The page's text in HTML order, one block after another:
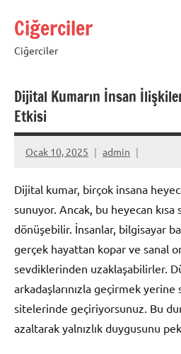
geçCiğerciler
Ciğerciler
Dijital Kumarın İnsan
Etkisi
Ocak 10, 2025 admin
Dijital kumar, birçok insana
sunuyor. Ancak, bu heyecan kısa
dönüşebilir. İnsanlar, bilgisayar
gerçek hayattan kopar ve sanal
sevdiklerinden uzaklaşabilirler.
arkadaşlarınızla geçirmek
sitelerinde geçiriyorsunuz. Bu
azaltarak yalnızlık duygusunu